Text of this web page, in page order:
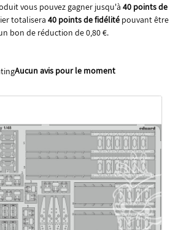
vous pouvez gagner jusqu'à 40points de
totalisera 40points de fidélitépouvant être
bon de réduction de0,80 €.
Aucun avis pour le moment